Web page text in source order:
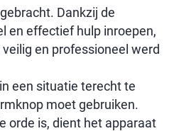
Dankzij de
en effectief hulp inroepen,
en professioneel werd
een situatie terecht te
moet gebruiken.
orde is, dient het apparaat